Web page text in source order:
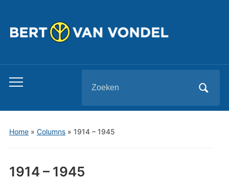
Toggle
menu
naar:
Home» Columns» 1914 – 1945
1914 – 1945